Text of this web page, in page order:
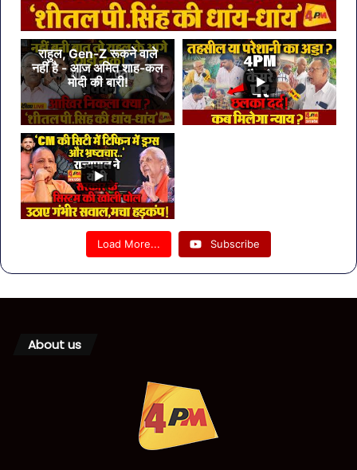
राहुल, Gen-Z रूकने वाले
नहीं है - आज अमित शाह-कल
मोदी की बारी!
Load More... Subscribe
About us